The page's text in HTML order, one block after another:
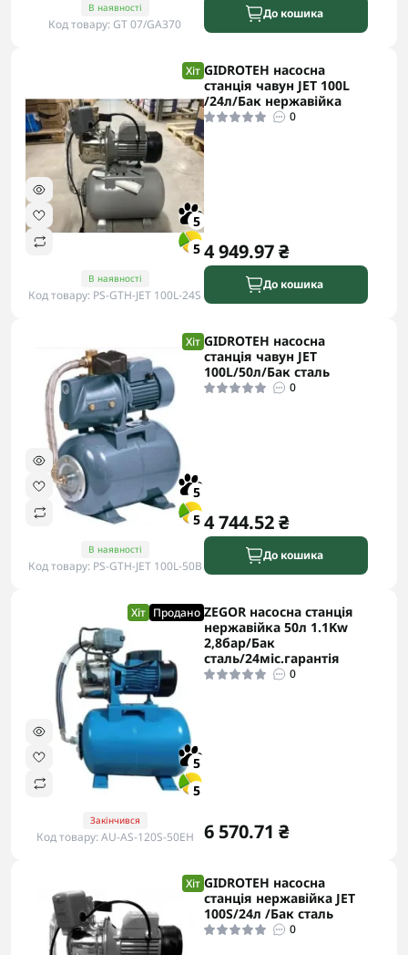
В наявності
Код товару: GT 07/GA370
До кошика
Хіт
5
5
В наявності
Код товару: PS-GTH-JET 100L-24S
GIDROTEH насосна
станція чавун JET 100L
/24л/Бак нержавійка
0
4 949.97 ₴
До кошика
Хіт
5
5
В наявності
Код товару: PS-GTH-JET 100L-50B
GIDROTEH насосна
станція чавун JET
100L/50л/Бак сталь
0
4 744.52 ₴
До кошика
Хіт Продано
5
5
Закінчився
Код товару: AU-AS-120S-50EH
ZEGOR насосна станція
нержавійка 50л 1.1Kw
2,8бар/Бак
сталь/24міс.гарантія
0
6 570.71 ₴
Хіт GIDROTEH насосна
станція нержавійка JET
100S/24л /Бак сталь
0